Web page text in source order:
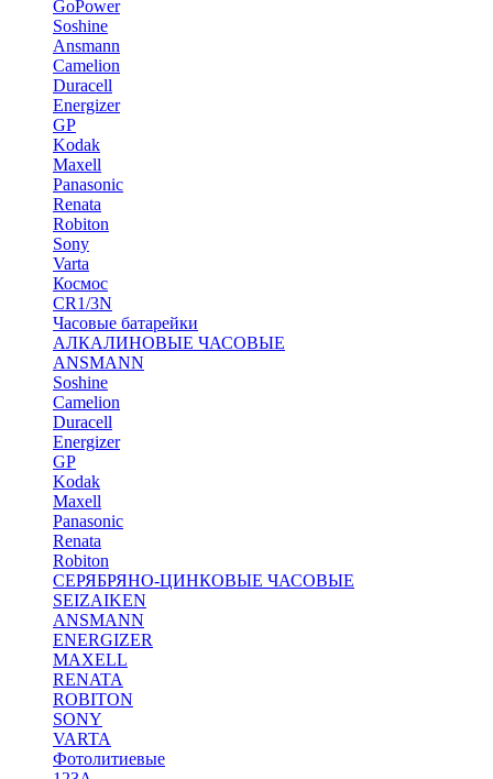
GoPower
Soshine
Ansmann
Camelion
Duracell
Energizer
GP
Kodak
Maxell
Panasonic
Renata
Robiton
Sony
Varta
Космос
CR1/3N
Часовые батарейки
АЛКАЛИНОВЫЕ ЧАСОВЫЕ
ANSMANN
Soshine
Camelion
Duracell
Energizer
GP
Kodak
Maxell
Panasonic
Renata
Robiton
СЕРЯБРЯНО-ЦИНКОВЫЕ ЧАСОВЫЕ
SEIZAIKEN
ANSMANN
ENERGIZER
MAXELL
RENATA
ROBITON
SONY
VARTA
Фотолитиевые